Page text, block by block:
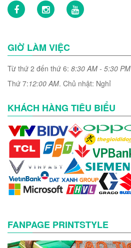
GIỜ LÀM VIỆC
Từ thứ 2 đến thứ 6: 8:30 AM - 5:30 PM
Thứ 7:12:00 AM. Chủ nhật: Nghỉ
KHÁCH HÀNG TIÊU BIỂU
FANPAGE PRINTSTYLE